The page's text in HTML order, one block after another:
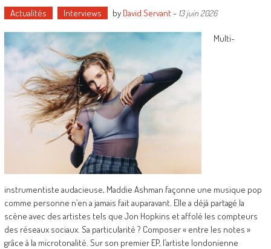
Actualités Interviews by David Servant- 13 juin 2026
Multi-
instrumentiste audacieuse, Maddie Ashman façonne une musique pop
comme personne n’en a jamais fait auparavant. Elle a déjà partagé la
scène avec des artistes tels que Jon Hopkins et affolé les compteurs
des réseaux sociaux. Sa particularité ? Composer « entre les notes »
grâce à la microtonalité. Sur son premier EP, l’artiste londonienne